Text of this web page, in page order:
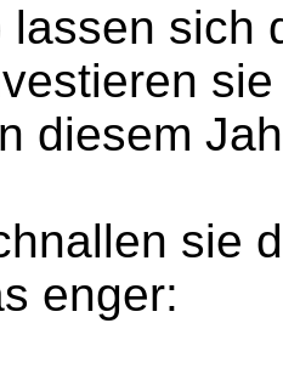
lassen sich
diesem
sie
enger: